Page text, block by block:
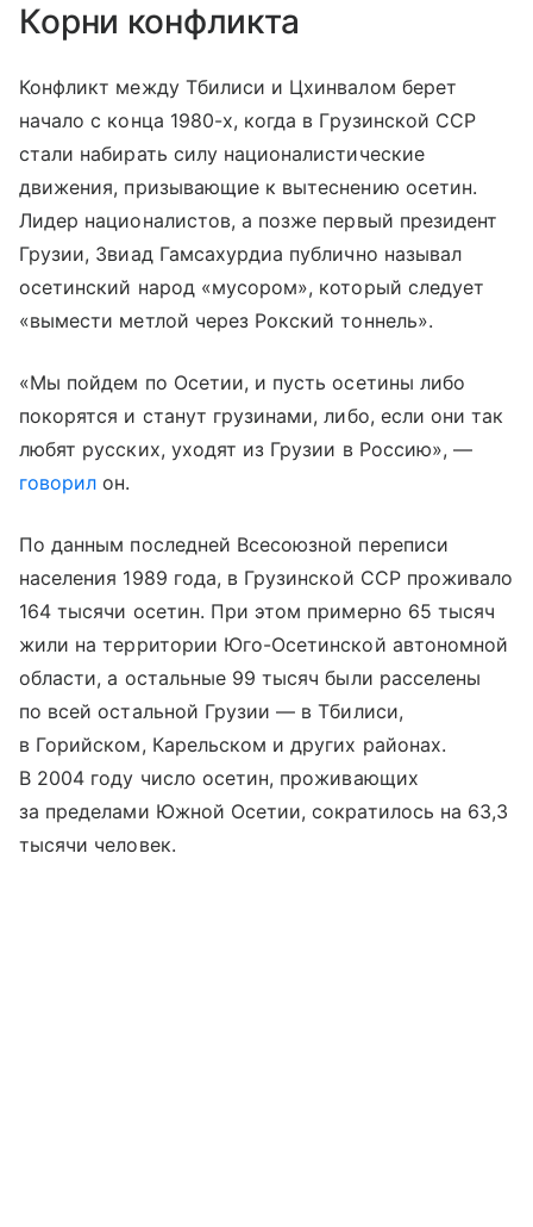
Корни конфликта
Конфликт между Тбилиси и Цхинвалом берет
начало с конца 1980-х, когда в Грузинской ССР
стали набирать силу националистические
движения, призывающие к вытеснению осетин.
Лидер националистов, а позже первый президент
Грузии, Звиад Гамсахурдиа публично называл
осетинский народ «мусором», который следует
«вымести метлой через Рокский тоннель».
«Мы пойдем по Осетии, и пусть осетины либо
покорятся и станут грузинами, либо, если они так
любят русских, уходят из Грузии в Россию», —
говорил он.
По данным последней Всесоюзной переписи
населения 1989 года, в Грузинской ССР проживало
164 тысячи осетин. При этом примерно 65 тысяч
жили на территории Юго-Осетинской автономной
области, а остальные 99 тысяч были расселены
по всей остальной Грузии — в Тбилиси,
в Горийском, Карельском и других районах.
В 2004 году число осетин, проживающих
за пределами Южной Осетии, сократилось на 63,3
тысячи человек.